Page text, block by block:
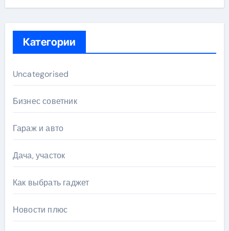
Категории
Uncategorised
Бизнес советник
Гараж и авто
Дача, участок
Как выбрать гаджет
Новости плюс